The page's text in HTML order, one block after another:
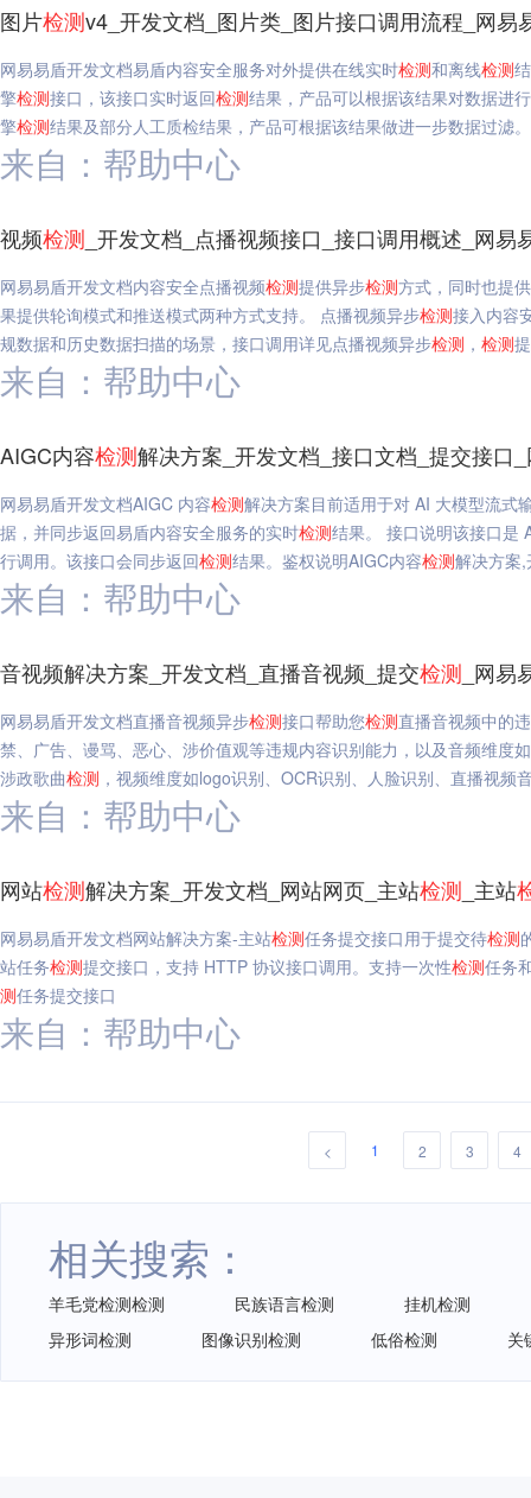
图片检测v4_开发文档_图片类_图片接口调用流程_网易
网易易盾开发文档易盾内容安全服务对外提供在线实时检测和离线检测
擎检测接口，该接口实时返回检测结果，产品可以根据该结果对数据进
擎检测结果及部分人工质检结果，产品可根据该结果做进一步数据过滤
来自：帮助中心
视频检测 _开发文档_点播视频接口_接口调用概述_网易
网易易盾开发文档内容安全点播视频检测提供异步检测方式，同时也提
果提供轮询模式和推送模式两种方式支持。 点播视频异步检测接入内容
规数据和历史数据扫描的场景，接口调用详见点播视频异步检测 ， 检测
来自：帮助中心
AIGC内容检测解决方案_开发文档_接口文档_提交接口
网易易盾开发文档AIGC 内容检测解决方案目前适用于对 AI 大模型流式
据，并同步返回易盾内容安全服务的实时检测结果。 接口说明该接口是
行调用。该接口会同步返回检测结果。鉴权说明AIGC内容检测解决方案
来自：帮助中心
音视频解决方案_开发文档_直播音视频_提交检测 _网易
网易易盾开发文档直播音视频异步检测接口帮助您检测直播音视频中的
禁、广告、谩骂、恶心、涉价值观等违规内容识别能力，以及音频维度
涉政歌曲检测 ，视频维度如logo识别、OCR识别、人脸识别、直播视
来自：帮助中心
网站检测解决方案_开发文档_网站网页_主站检测 _主站
网易易盾开发文档网站解决方案-主站检测任务提交接口用于提交待检测
站任务检测提交接口，支持 HTTP 协议接口调用。支持一次性检测任务
测任务提交接口
来自：帮助中心
< 1 2 3 4
相关搜索：
羊毛党检测检测 民族语言检测
挂机检测
异形词检测
图像识别检测 低俗检测 关